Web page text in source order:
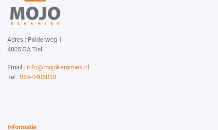
Adres : Polderweg 1
4005 GA Tiel
Email : info@mojokeramiek.nl
Tel : 085-0406010
Informatie